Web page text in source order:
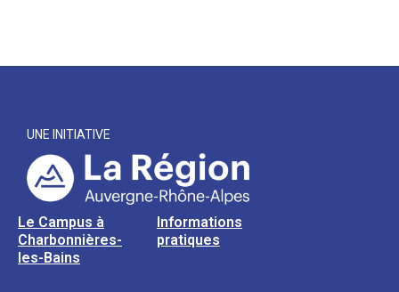
UNE INITIATIVE
Le Campus à
Charbonnières-
les-Bains
Informations
pratiques